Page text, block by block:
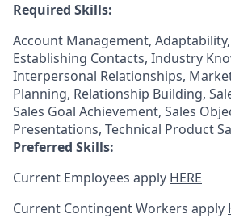
Required Skills:
Account Management,
Establishing Contacts, Industry
Interpersonal Relationships,
Planning, Relationship Building,
Sales Goal Achievement, Sales
Presentations, Technical Product
Preferred Skills:
Current Employees apply HERE
Current Contingent Workers apply